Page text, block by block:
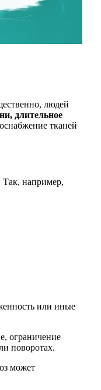
людей
длительное
тканей
Так, например,
или иные
ограничение
поворотах.
может